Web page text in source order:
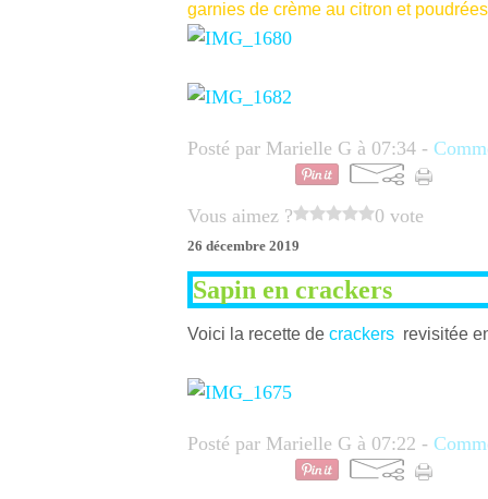
garnies de crème au citron et
Posté par Marielle G à 07:34 -
Vous aimez ? 0 vote
26 décembre 2019
Sapin en crackers
Voici la recette de crackers revisitée
Posté par Marielle G à 07:22 -